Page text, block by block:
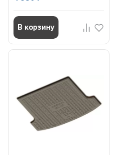
В корзину